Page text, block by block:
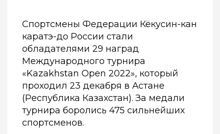
Спортсмены Федерации Кёкусин-кан
каратэ-до России стали
обладателями 29 наград
Международного турнира
«Kazakhstan Оpen 2022», который
проходил 23 декабря в Астане
(Республика Казахстан). За медали
турнира боролись 475 сильнейших
спортсменов.